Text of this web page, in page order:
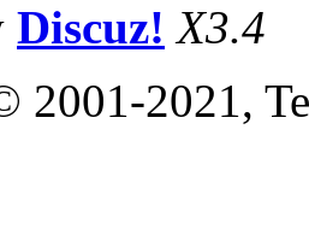
Discuz! X3.4
2001-2021,